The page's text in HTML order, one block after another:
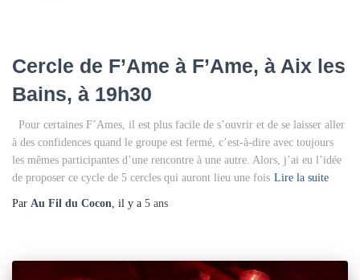
Cercle de F’Ame à F’Ame, à Aix les
Bains, à 19h30
Pour certaines F’Ames, il est plus facile de s’ouvrir et de se laisser aller
à des confidences quand le groupe est fermé, c’est-à-dire avec toujours
les mêmes participantes d’une rencontre à une autre. Alors, j’ai eu l’idée
de proposer ce cycle de 5 cercles qui auront lieu une fois Lire la suite
Par Au Fil du Cocon, il y a 5 ans